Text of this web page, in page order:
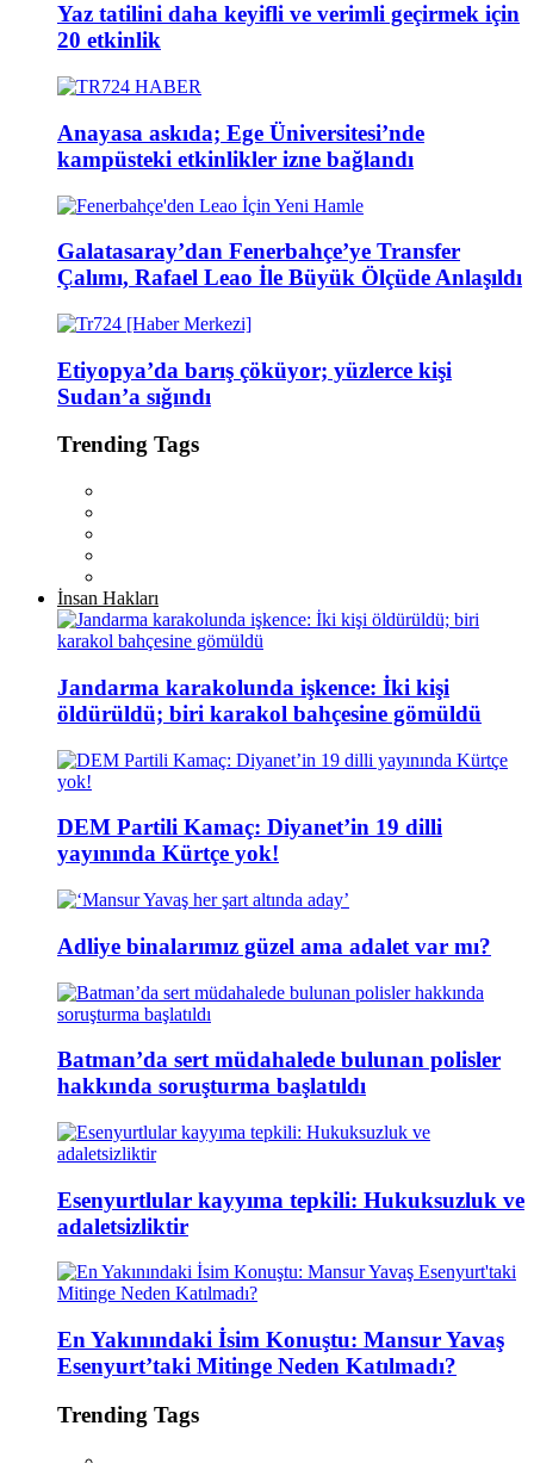
Yaz tatilini daha keyifli ve verimli geçirmek için
20 etkinlik
Anayasa askıda; Ege Üniversitesi’nde
kampüsteki etkinlikler izne bağlandı
Galatasaray’dan Fenerbahçe’ye Transfer
Çalımı, Rafael Leao İle Büyük Ölçüde Anlaşıldı
Etiyopya’da barış çöküyor; yüzlerce kişi
Sudan’a sığındı
Trending Tags
İnsan Hakları
Jandarma karakolunda işkence: İki kişi
öldürüldü; biri karakol bahçesine gömüldü
DEM Partili Kamaç: Diyanet’in 19 dilli
yayınında Kürtçe yok!
Adliye binalarımız güzel ama adalet var mı?
Batman’da sert müdahalede bulunan polisler
hakkında soruşturma başlatıldı
Esenyurtlular kayyıma tepkili: Hukuksuzluk ve
adaletsizliktir
En Yakınındaki İsim Konuştu: Mansur Yavaş
Esenyurt’taki Mitinge Neden Katılmadı?
Trending Tags